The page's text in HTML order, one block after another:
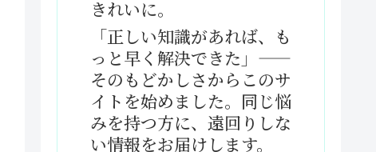
きれいに。
「正しい知識があれば、も
っと早く解決できた」——
そのもどかしさからこのサ
イトを始めました。同じ悩
みを持つ方に、遠回りしな
い情報をお届けします。